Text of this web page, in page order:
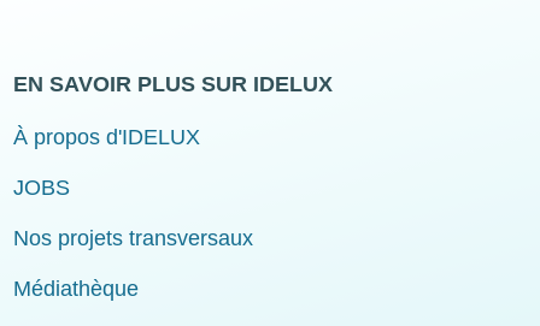
EN SAVOIR PLUS SUR IDELUX
À propos d'IDELUX
JOBS
Nos projets transversaux
Médiathèque